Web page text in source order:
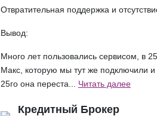
Отвратительная поддержка и
Вывод:
Много лет пользовались сервисом, в
Макс, которую мы тут же подключили
25го она переста... Читать далее
Кредитный Брокер